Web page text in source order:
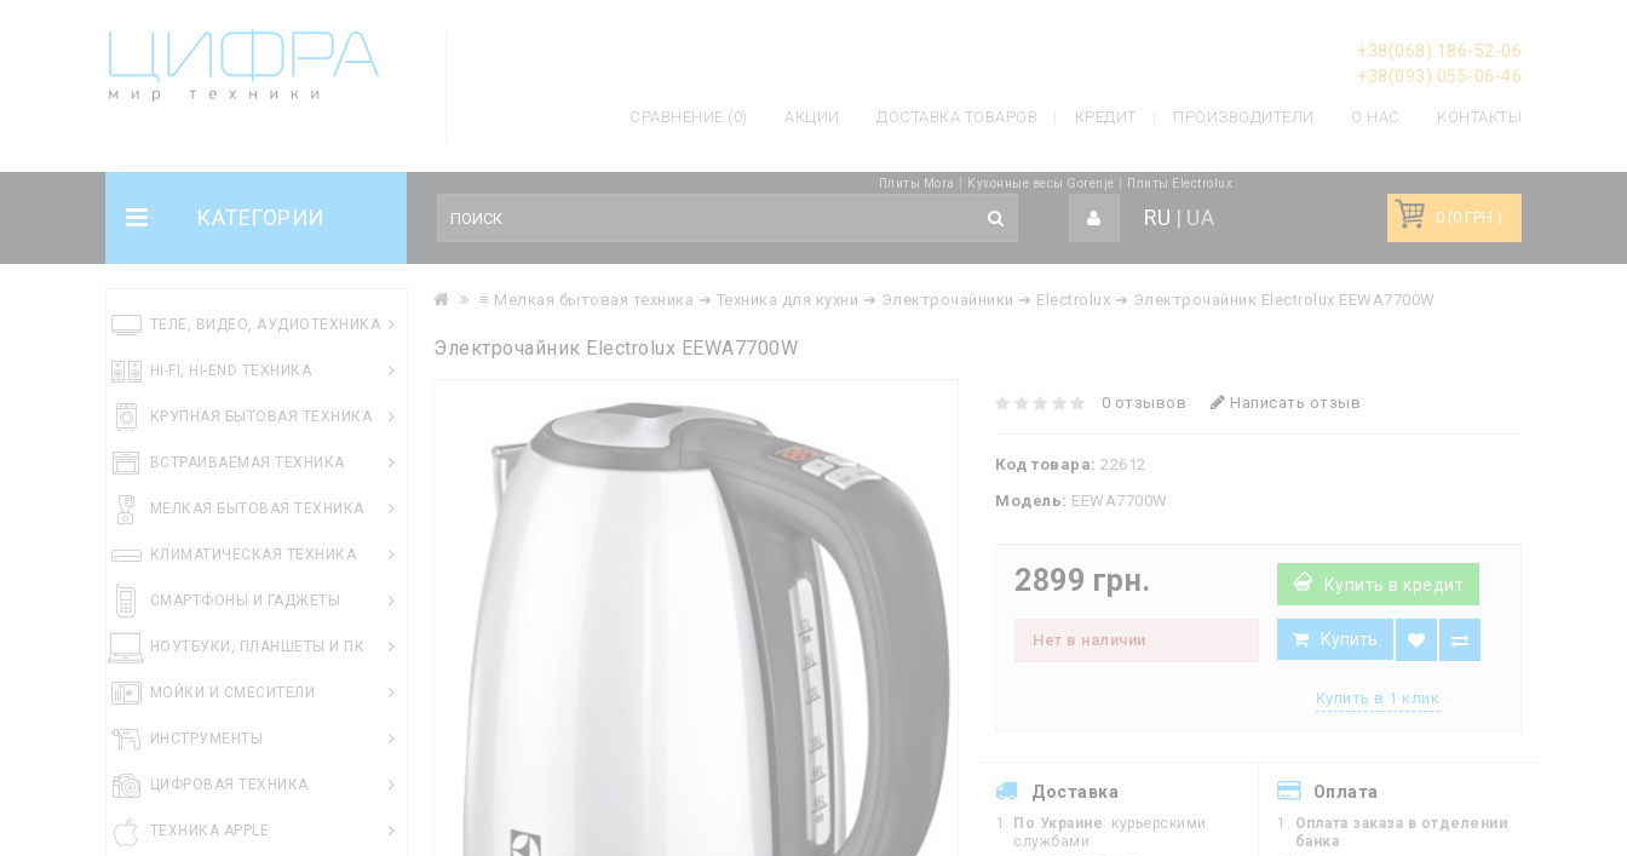
+38(068) 186-52-06
+38(093) 055-06-46
СРАВНЕНИЕ (0) АКЦИИ ДОСТАВКА ТОВАРОВ КРЕДИТ ПРОИЗВОДИТЕЛИ О НАС КОНТАКТЫ
КАТЕГОРИИ
Плиты Mora Кухонные весы Gorenje Плиты Electrolux
RU | UA 0 (0 ГРН.)
ТЕЛЕ, ВИДЕО, АУДИОТЕХНИКА
HI-FI, HI-END ТЕХНИКА
КРУПНАЯ БЫТОВАЯ ТЕХНИКА
ВСТРАИВАЕМАЯ ТЕХНИКА
МЕЛКАЯ БЫТОВАЯ ТЕХНИКА
КЛИМАТИЧЕСКАЯ ТЕХНИКА
СМАРТФОНЫ И ГАДЖЕТЫ
НОУТБУКИ, ПЛАНШЕТЫ И ПК
МОЙКИ И СМЕСИТЕЛИ
ИНСТРУМЕНТЫ
ЦИФРОВАЯ ТЕХНИКА
ТЕХНИКА APPLE
≡ Мелкая бытовая техника ➔ Техника для кухни ➔ Электрочайники ➔ Electrolux ➔ Электрочайник Electrolux EEWA7700W
Электрочайник Electrolux EEWA7700W
0 отзывов Написать отзыв
Код товара: 22612
Модель: EEWA7700W
2899 грн. Купить в кредит
Нет в наличии Купить
Купить в 1 клик
Доставка
По Украине: курьерскими
службами
Оплата
Оплата заказа в отделении
банка